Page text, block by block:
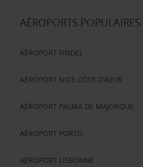
AÉROPORTS POPULAIRES
AÉROPORT FINDEL
AÉROPORT NICE CÖTE D'AZUR
AÉROPORT PALMA DE MAJORQUE
AÉROPORT PORTO
AÉROPORT LISBONNE